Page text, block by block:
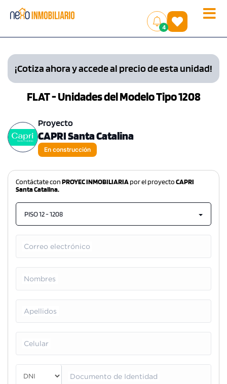
Toggle
4
()
¡Cotiza ahora y accede al precio de esta unidad!
FLAT - Unidades del Modelo Tipo 1208
Proyecto
CAPRI Santa Catalina
En construcción
Contáctate conPROYEC INMOBILIARIApor el proyectoCAPRI
Santa Catalina.
PISO 12 - 1208
Correo electrónico
Nombres
Apellidos
Celular
Documento de Identidad